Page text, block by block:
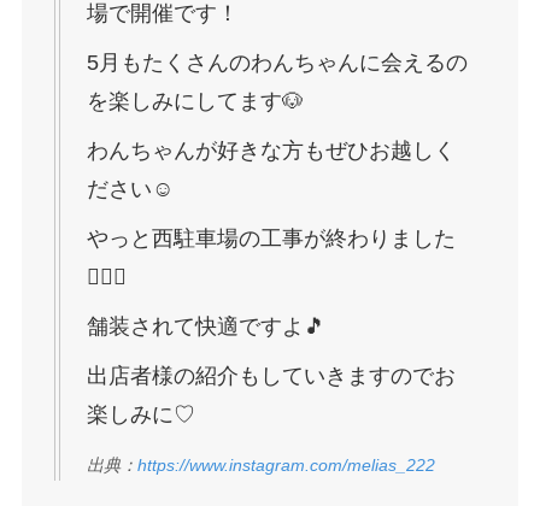
場で開催です！
5月もたくさんのわんちゃんに会えるの
を楽しみにしてます🐶
わんちゃんが好きな方もぜひお越しく
ださい☺️
やっと西駐車場の工事が終わりました
👷‍♀️✨
舗装されて快適ですよ🎵
出店者様の紹介もしていきますのでお
楽しみに♡
出典： https://www.instagram.com/melias_222